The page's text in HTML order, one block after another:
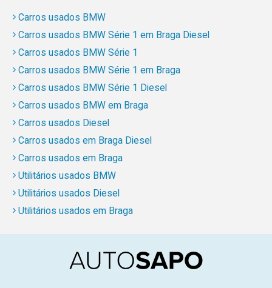
Carros usados BMW
Carros usados BMW Série 1 em Braga Diesel
Carros usados BMW Série 1
Carros usados BMW Série 1 em Braga
Carros usados BMW Série 1 Diesel
Carros usados BMW em Braga
Carros usados Diesel
Carros usados em Braga Diesel
Carros usados em Braga
Utilitários usados BMW
Utilitários usados Diesel
Utilitários usados em Braga